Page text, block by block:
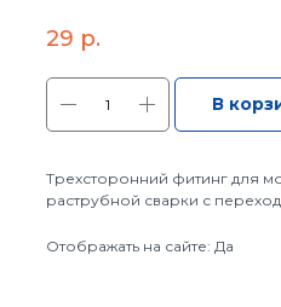
29 р.
В
Трехсторонний фитинг для
раструбной сварки с
Отображать на сайте: Да